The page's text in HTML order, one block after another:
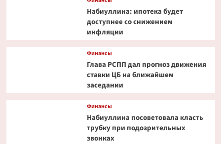
Набиуллина: ипотека будет
доступнее со снижением
инфляции
Финансы
Глава РСПП дал прогноз движения
ставки ЦБ на ближайшем
заседании
Финансы
Набиуллина посоветовала класть
трубку при подозрительных
звонках